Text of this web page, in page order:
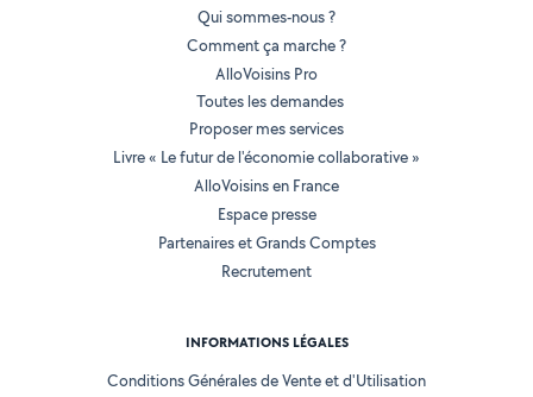
Qui sommes-nous ?
Comment ça marche ?
AlloVoisins Pro
Toutes les demandes
Proposer mes services
Livre « Le futur de l'économie collaborative »
AlloVoisins en France
Espace presse
Partenaires et Grands Comptes
Recrutement
INFORMATIONS LÉGALES
Conditions Générales de Vente et d'Utilisation